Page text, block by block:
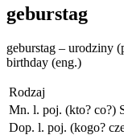
geburstag
geburstag – urodziny
birthday (eng.)
Rodzaj
Mn. l. poj. (kto? co?)
Dop. l. poj. (kogo?